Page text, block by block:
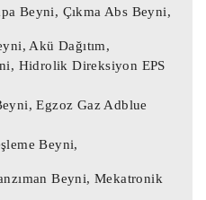
Motor beyini,
Abs beyni, Çıkma
Oto beyin,
Oto beyni,
Beyni, Çıkma Abs Beyni,
Akü Dağıtım,
Hidrolik Direksiyon EPS
Egzoz Gaz Adblue
Beyni,
Beyni, Mekatronik